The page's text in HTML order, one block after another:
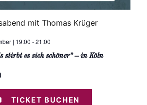
o
| 19:00 -21:00
stirbt es sich schöner” – in Köln
mit Thomas Krüger
TICKET BUCHEN